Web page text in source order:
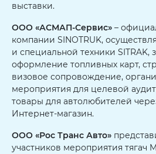
выставки.
ООО «АСМАП-Сервис» –
компании SINOTRUK,
и специальной техники SITRAK,
оформление топливных карт,
визовое сопровождение,
мероприятия для целевой
товары для автолюбителей
Интернет-магазин.
ООО «Рос Транс Авто»
участников мероприятия тягач